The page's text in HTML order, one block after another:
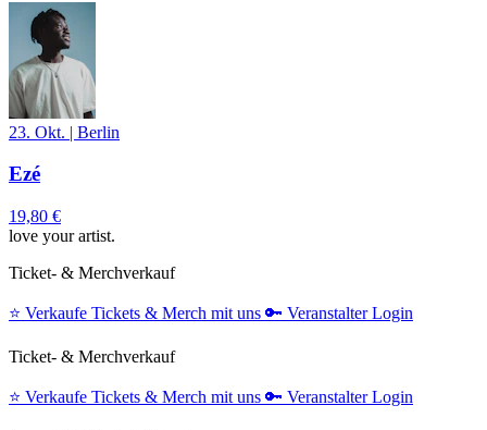
23. Okt. | Berlin
Ezé
19,80 €
love your artist.
Ticket- & Merchverkauf
⭐️ Verkaufe Tickets & Merch mit uns 🔑 Veranstalter Login
Ticket- & Merchverkauf
⭐️ Verkaufe Tickets & Merch mit uns 🔑 Veranstalter Login